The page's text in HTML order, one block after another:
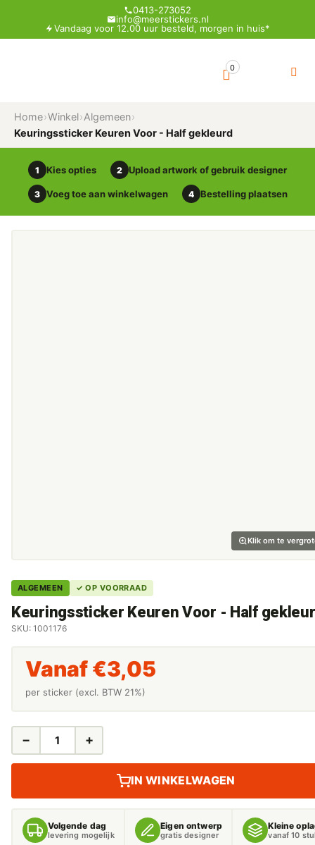
0413-273052
info@meerstickers.nl
Vandaag voor 12.00 uur besteld, morgen in huis*
0
Home›Winkel›Algemeen›
Keuringssticker Keuren Voor - Half gekleurd
1 Kies opties 2 Upload artwork of gebruik designer
3 Voeg toe aan winkelwagen 4 Bestelling plaatsen
Klik om te
ALGEMEEN ✓ OP VOORRAAD
Keuringssticker Keuren Voor - Half
SKU: 1001176
Vanaf €3,05
per sticker (excl. BTW 21%)
KEURINGSSTICKER
GEKLEURD
AANTAL
− +
IN WINKELWAGEN
Volgende dag
levering mogelijk
Eigen ontwerp
gratis designer
Kleine
vanaf 10